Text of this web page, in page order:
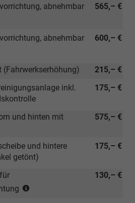
565,– €
abnehmbar
600,– €
abnehmbar
215,– €
(Fahrwerkserhöhung)
175,– €
inkl.
575,– €
und hinten mit
175,– €
und hintere
getönt)
130,– €